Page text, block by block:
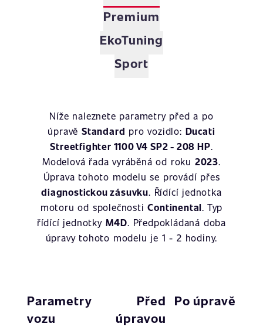
Premium
EkoTuning
Sport
Níže naleznete parametry před a po
úpravěStandard pro vozidlo: Ducati
Streetfighter 1100 V4 SP2 - 208 HP.
Modelová řada vyráběná od roku 2023.
Úprava tohoto modelu se provádí přes
diagnostickou zásuvku. Řídící jednotka
motoru od společnostiContinental. Typ
řídící jednotky M4D. Předpokládaná doba
úpravy tohoto modelu je 1 - 2 hodiny.
Parametry
vozu
Před
úpravou
Po úpravě